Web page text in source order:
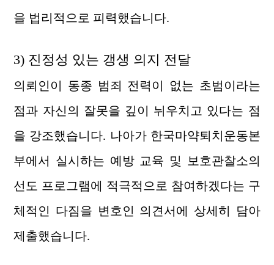
을 법리적으로 피력했습니다.
3) 진정성 있는 갱생 의지 전달
의뢰인이 동종 범죄 전력이 없는 초범이라는
점과 자신의 잘못을 깊이 뉘우치고 있다는 점
을 강조했습니다. 나아가 한국마약퇴치운동본
부에서 실시하는 예방 교육 및 보호관찰소의
선도 프로그램에 적극적으로 참여하겠다는 구
체적인 다짐을 변호인 의견서에 상세히 담아
제출했습니다.